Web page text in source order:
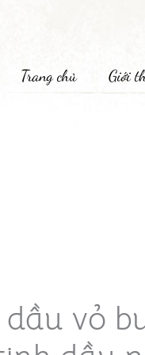
Trang chủ Giới
vỏ